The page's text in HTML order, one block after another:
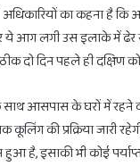
अधिकारियों का कहना है
पर ये आग लगी उस इलाके में
दो दिन पहले ही दक्षिण
आसपास के घरों में रहने
कूलिंग की प्रक्रिया
है, इसाकी भी कोई
लिए
मिलेगा
सिर्फ
1
का
ही
February 28, 2025
होलिका दहन